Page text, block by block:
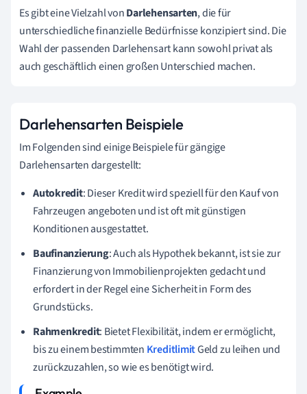
Es gibt eine Vielzahl vonDarlehensarten, die für
unterschiedliche finanzielle Bedürfnisse konzipiert sind. Die
Wahl der passenden Darlehensart kann sowohl privat als
auch geschäftlich einen großen Unterschied machen.
Darlehensarten Beispiele
Im Folgenden sind einige Beispiele für gängige
Darlehensarten dargestellt:
Autokredit: Dieser Kredit wird speziell für den Kauf von
Fahrzeugen angeboten und ist oft mit günstigen
Konditionen ausgestattet.
Baufinanzierung: Auch als Hypothek bekannt, ist sie zur
Finanzierung von Immobilienprojekten gedacht und
erfordert in der Regel eine Sicherheit in Form des
Grundstücks.
Rahmenkredit: Bietet Flexibilität, indem er ermöglicht,
bis zu einem bestimmten KreditlimitGeld zu leihen und
zurückzuzahlen, so wie es benötigt wird.